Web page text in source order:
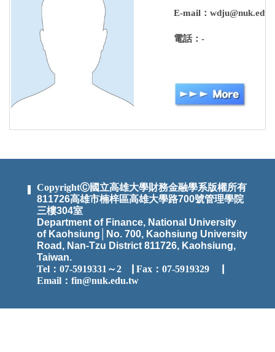
E-mail：
電話：-
CopyrightⒸ國立高雄大學財務金融學系版權所有
811726高雄市楠梓區高雄大學路700號管理學院
三樓304室
Department of Finance, National University
of Kaohsiung│No. 700, Kaohsiung University
Road, Nan-Tzu District 811726, Kaohsiung,
Taiwan.
Tel：07-5919331～2
Fax：07-5919329 ▕
Email： fin@nuk.edu.tw